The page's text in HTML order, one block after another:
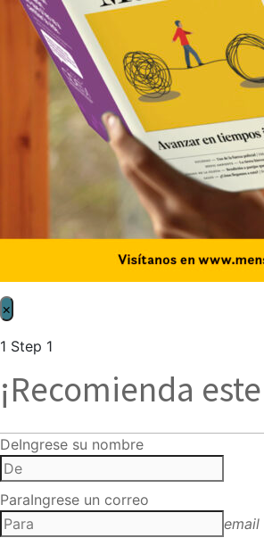
×
1 Step 1
¡Recomienda
DeIngrese su nombre
ParaIngrese un correo
email